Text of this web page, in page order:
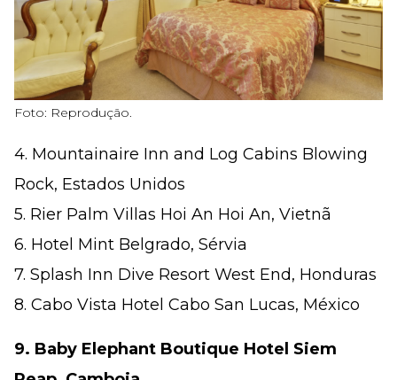
Foto: Reprodução.
4. Mountainaire Inn and Log Cabins Blowing
Rock, Estados Unidos
5. Rier Palm Villas Hoi An Hoi An, Vietnã
6. Hotel Mint Belgrado, Sérvia
7. Splash Inn Dive Resort West End, Honduras
8. Cabo Vista Hotel Cabo San Lucas, México
9. Baby Elephant Boutique Hotel Siem